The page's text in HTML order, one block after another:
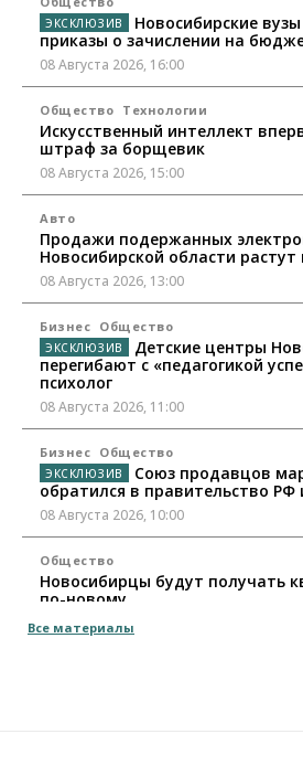
Новосибирские
приказы о зачислении на
08 Августа 2026, 16:00
Общество Технологии
Искусственный интеллект
штраф за борщевик
08 Августа 2026, 15:00
Авто
Продажи подержанных
Новосибирской области
08 Августа 2026, 13:00
Бизнес Общество
Детские центры
перегибают с «педагогикой
психолог
08 Августа 2026, 11:00
Бизнес Общество
Союз продавцов
обратился в правительство РФ
08 Августа 2026, 10:00
Общество
Новосибирцы будут получать
по-новому
08 Августа 2026, 09:00
Все материалы